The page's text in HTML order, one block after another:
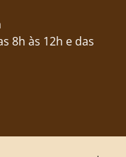
8h às 12h e das